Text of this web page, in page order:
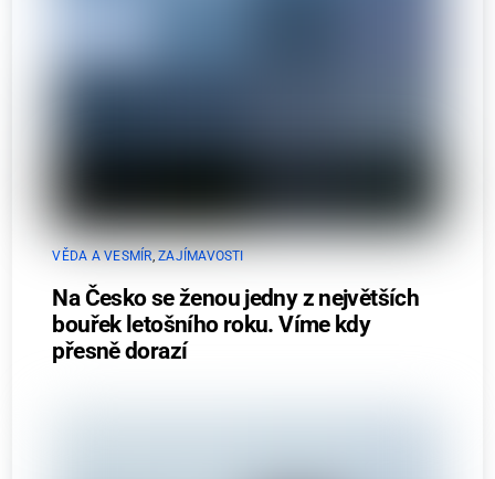
VĚDA A VESMÍR,ZAJÍMAVOSTI
Na Česko se ženou jedny z největších
bouřek letošního roku. Víme kdy
přesně dorazí